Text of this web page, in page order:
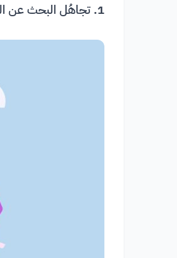
1. تجاهُل البحث عن الكلمات المفتاحيَّة